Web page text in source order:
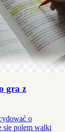
gra z
o
się polem walki